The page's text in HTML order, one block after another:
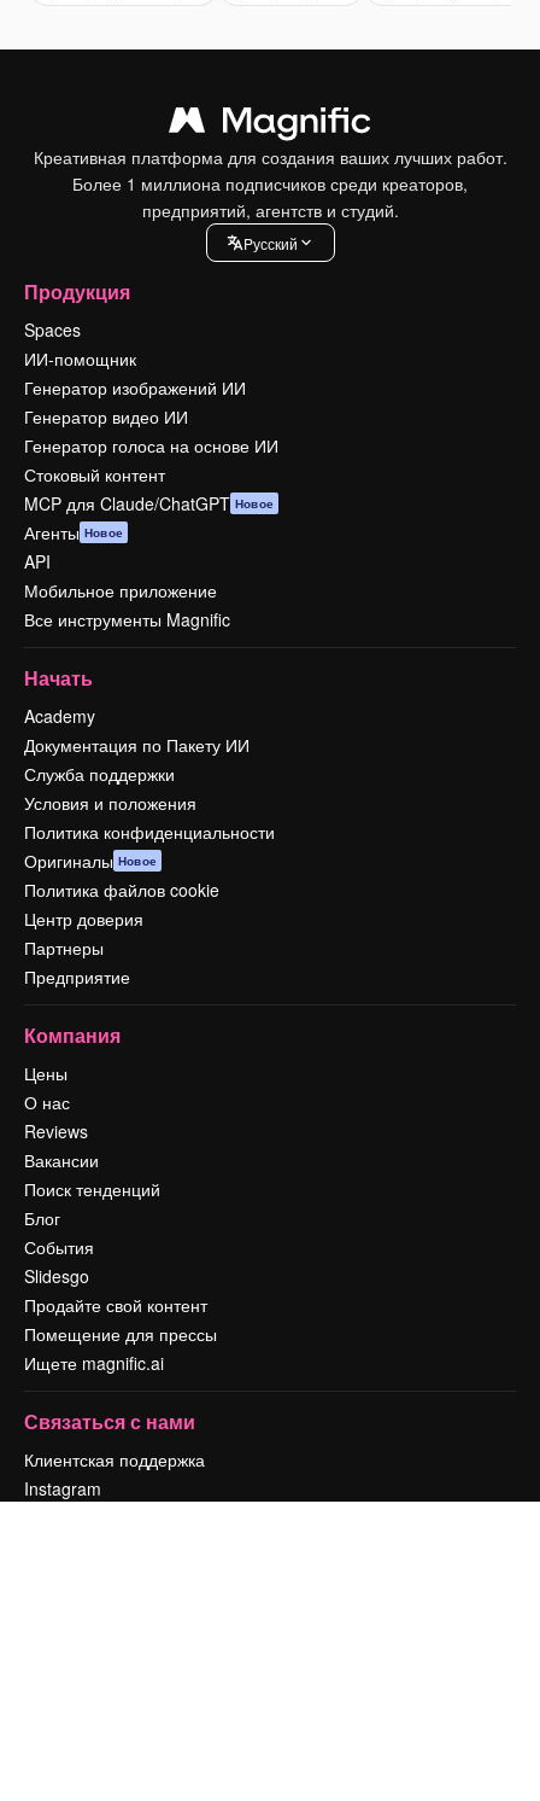
Креативная платформа для создания ваших лучших работ.
Более 1 миллиона подписчиков среди креаторов,
предприятий, агентств и студий.
Pусский
Продукция
Spaces
ИИ-помощник
Генератор изображений ИИ
Генератор видео ИИ
Генератор голоса на основе ИИ
Стоковый контент
MCP для Claude/ChatGPT Новое
Агенты Новое
API
Мобильное приложение
Все инструменты Magnific
Начать
Academy
Документация по Пакету ИИ
Служба поддержки
Условия и положения
Политика конфиденциальности
Оригиналы Новое
Политика файлов cookie
Центр доверия
Партнеры
Предприятие
Компания
Цены
О нас
Reviews
Вакансии
Поиск тенденций
Блог
События
Slidesgo
Продайте свой контент
Помещение для прессы
Ищете magnific.ai
Связаться с нами
Клиентская поддержка
Instagram